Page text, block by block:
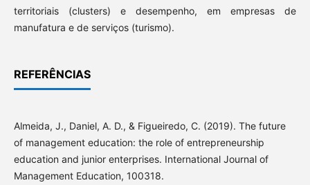
territoriais (clusters) e desempenho, em empresas de
manufatura e de serviços (turismo).
REFERÊNCIAS
Almeida, J., Daniel, A. D., & Figueiredo, C. (2019). The future
of management education: the role of entrepreneurship
education and junior enterprises. International Journal of
Management Education, 100318.